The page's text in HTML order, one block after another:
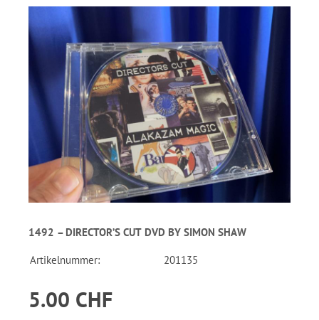
1492 – DIRECTOR’S CUT DVD BY SIMON SHAW
Artikelnummer: 201135
5.00 CHF